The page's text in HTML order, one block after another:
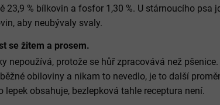
23,9 % bílkovin a fosfor 1,30 %. U stárnoucího psa
aby neubývaly svaly.
se žitem a prosem.
nepoužívá, protože se hůř zpracovává než pšenice.
obiloviny a nikam to nevedlo, je to další
obsahuje, bezlepková tahle receptura není.